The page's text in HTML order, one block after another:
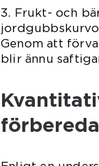
3. Frukt- och
Genom att
blir ännu